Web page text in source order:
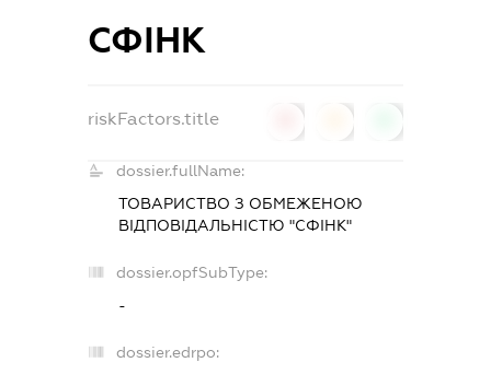
СФІНК
riskFactors.title
dossier.fullName:
ТОВАРИСТВО З ОБМЕЖЕНОЮ
ВІДПОВІДАЛЬНІСТЮ "СФІНК"
dossier.opfSubType:
-
dossier.edrpo: